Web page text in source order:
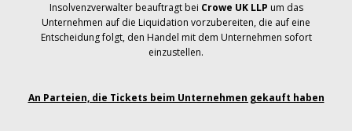
Insolvenzverwalter beauftragt bei Crowe UK LLP um das
Unternehmen auf die Liquidation vorzubereiten, die auf eine
Entscheidung folgt, den Handel mit dem Unternehmen sofort
einzustellen.
An Parteien, die Tickets beim Unternehmen gekauft haben